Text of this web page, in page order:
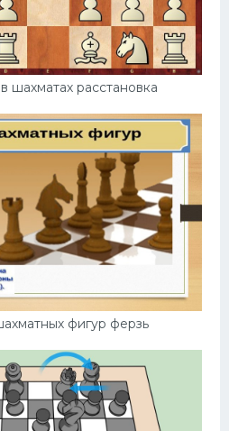
шахматах расстановка
фигур ферзь